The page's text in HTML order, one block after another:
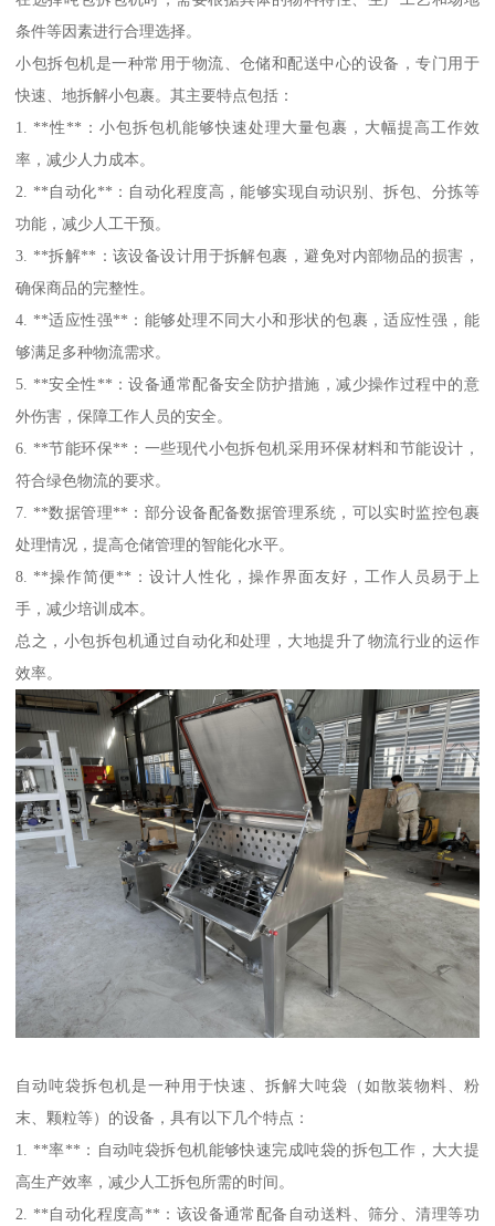
条件等因素进行合理选择。
小包拆包机是一种常用于物流、仓储和配送中心的设备，专门用于
快速、地拆解小包裹。其主要特点包括：
1. **性**：小包拆包机能够快速处理大量包裹，大幅提高工作效
率，减少人力成本。
2. **自动化**：自动化程度高，能够实现自动识别、拆包、分拣等
功能，减少人工干预。
3. **拆解**：该设备设计用于拆解包裹，避免对内部物品的损害，
确保商品的完整性。
4. **适应性强**：能够处理不同大小和形状的包裹，适应性强，能
够满足多种物流需求。
5. **安全性**：设备通常配备安全防护措施，减少操作过程中的意
外伤害，保障工作人员的安全。
6. **节能环保**：一些现代小包拆包机采用环保材料和节能设计，
符合绿色物流的要求。
7. **数据管理**：部分设备配备数据管理系统，可以实时监控包裹
处理情况，提高仓储管理的智能化水平。
8. **操作简便**：设计人性化，操作界面友好，工作人员易于上
手，减少培训成本。
总之，小包拆包机通过自动化和处理，大地提升了物流行业的运作
效率。
自动吨袋拆包机是一种用于快速、拆解大吨袋（如散装物料、粉
末、颗粒等）的设备，具有以下几个特点：
1. **率**：自动吨袋拆包机能够快速完成吨袋的拆包工作，大大提
高生产效率，减少人工拆包所需的时间。
2. **自动化程度高**：该设备通常配备自动送料、筛分、清理等功